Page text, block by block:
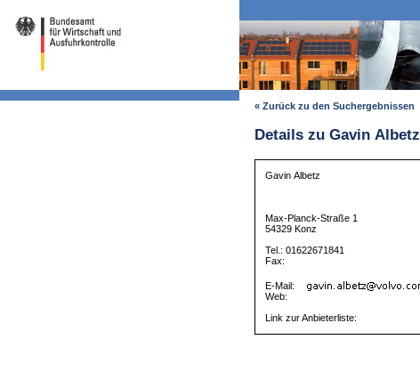
« Zurück zu den Suchergebnissen
Details zu Gavin Albetz
Gavin Albetz
Max-Planck-Straße 1
54329 Konz
Tel.: 01622671841
Fax:
E-Mail:
Web:
Link zur Anbieterliste: